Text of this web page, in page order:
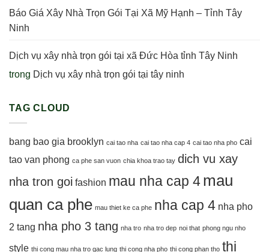
Báo Giá Xây Nhà Trọn Gói Tại Xã Mỹ Hạnh – Tỉnh Tây
Ninh
Dịch vụ xây nhà trọn gói tại xã Đức Hòa tỉnh Tây Ninh
trong Dịch vụ xây nhà trọn gói tại tây ninh
TAG CLOUD
bang bao gia brooklyn cai tao nha cai tao nha cap 4 cai tao nha pho cai
tao van phong ca phe san vuon chia khoa trao tay dich vu xay
nha tron goi fashion mau nha cap 4mau
quan ca phe mau thiet ke ca phe nha cap 4 nha pho
2 tang nha pho 3 tang nha tro nha tro dep noi that phong ngu nho
style thi cong mau nha tro gac lung thi cong nha pho thi cong phan tho thi